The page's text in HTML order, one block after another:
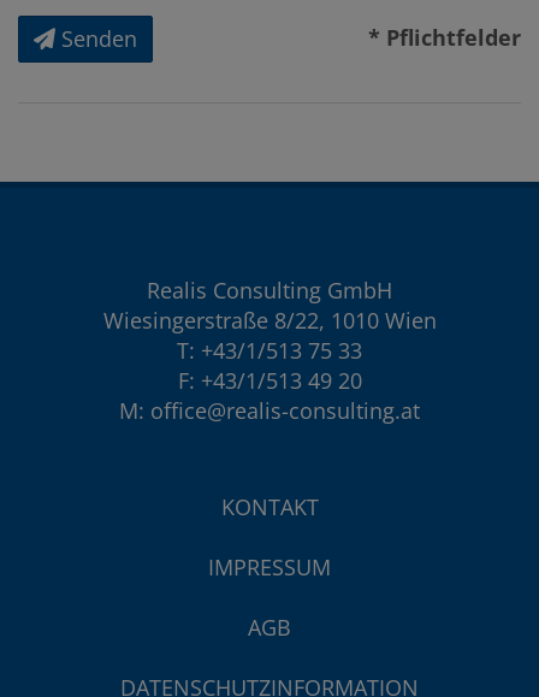
Senden
* Pflichtfelder
Realis Consulting GmbH
Wiesingerstraße 8/22, 1010 Wien
T: +43/1/513 75 33
F: +43/1/513 49 20
M: office@realis-consulting.at
KONTAKT
IMPRESSUM
AGB
DATENSCHUTZINFORMATION